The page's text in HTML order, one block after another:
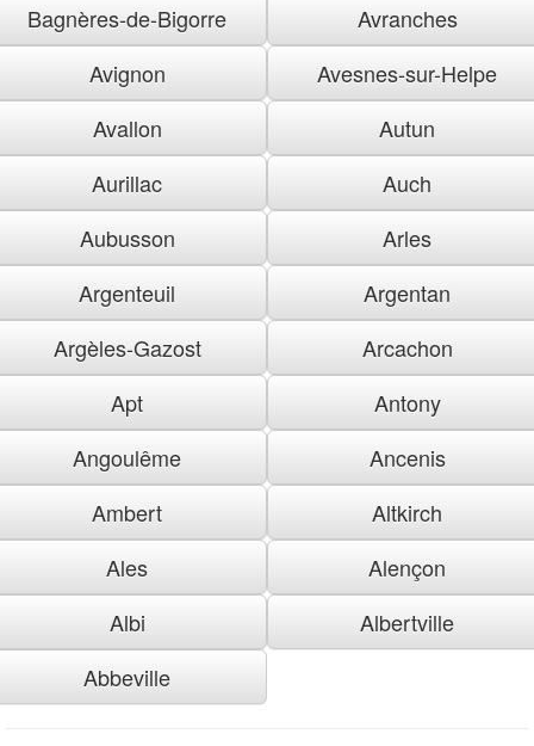
Bagnères-de-Bigorre
Avranches
Avignon
Avesnes-sur-Helpe
Avallon
Autun
Aurillac
Auch
Aubusson
Arles
Argenteuil
Argentan
Argèles-Gazost
Arcachon
Apt
Antony
Angoulême
Ancenis
Ambert
Altkirch
Ales
Alençon
Albi
Albertville
Abbeville